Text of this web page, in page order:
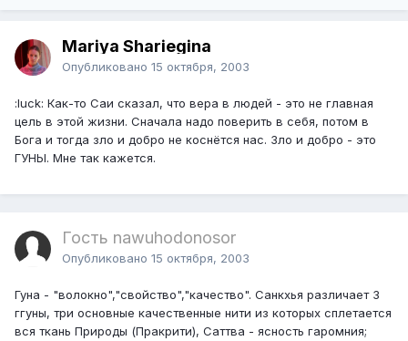
Mariya Shariegina
Опубликовано 15 октября, 2003
:luck: Как-то Саи сказал, что вера в людей - это не главная
цель в этой жизни. Сначала надо поверить в себя, потом в
Бога и тогда зло и добро не коснётся нас. Зло и добро - это
ГУНЫ. Мне так кажется.
Гость nawuhodonosor
Опубликовано 15 октября, 2003
Гуна - "волокно","свойство","качество". Санкхья различает 3
ггуны, три основные качественные нити из которых сплетается
вся ткань Природы (Пракрити), Саттва - ясность гаромния;